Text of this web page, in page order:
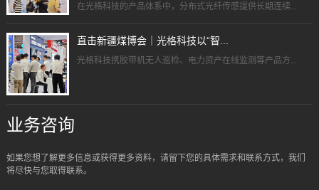
在光格科技的产品体系中，分布式光纤传感提供长期连续...
直击新疆煤博会｜光格科技以“智...
光格科技携胶带机无人巡检、电力资产在线监测等产品方...
业务咨询
如果您想了解更多信息或获得更多资料，请留下您的具体需求和联系方式，我们
将尽快与您取得联系。